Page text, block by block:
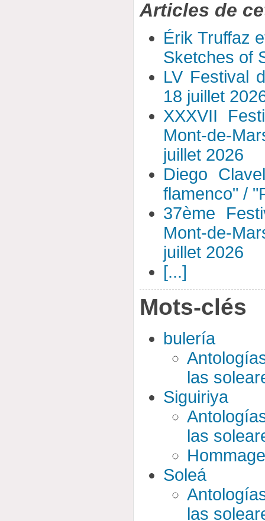
Articles de
Érik Truffaz
Sketches of
LV Festival
18 juillet
XXXVII
Mont-de-
juillet 2026
Diego
flamenco" /
37ème
Mont-de-
juillet 2026
[...]
Mots-clés
bulería
las
Siguiriya
las
Soleá
las